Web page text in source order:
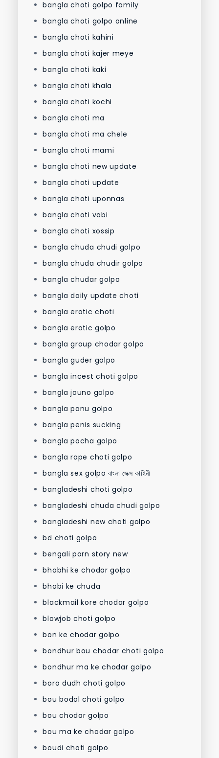
bangla choti golpo family
bangla choti golpo online
bangla choti kahini
bangla choti kajer meye
bangla choti kaki
bangla choti khala
bangla choti kochi
bangla choti ma
bangla choti ma chele
bangla choti mami
bangla choti new update
bangla choti update
bangla choti uponnas
bangla choti vabi
bangla choti xossip
bangla chuda chudi golpo
bangla chuda chudir golpo
bangla chudar golpo
bangla daily update choti
bangla erotic choti
bangla erotic golpo
bangla group chodar golpo
bangla guder golpo
bangla incest choti golpo
bangla jouno golpo
bangla panu golpo
bangla penis sucking
bangla pocha golpo
bangla rape choti golpo
bangla sex golpo বাংলা সেক্স কাহিনী
bangladeshi choti golpo
bangladeshi chuda chudi golpo
bangladeshi new choti golpo
bd choti golpo
bengali porn story new
bhabhi ke chodar golpo
bhabi ke chuda
blackmail kore chodar golpo
blowjob choti golpo
bon ke chodar golpo
bondhur bou chodar choti golpo
bondhur ma ke chodar golpo
boro dudh choti golpo
bou bodol choti golpo
bou chodar golpo
bou ma ke chodar golpo
boudi choti golpo